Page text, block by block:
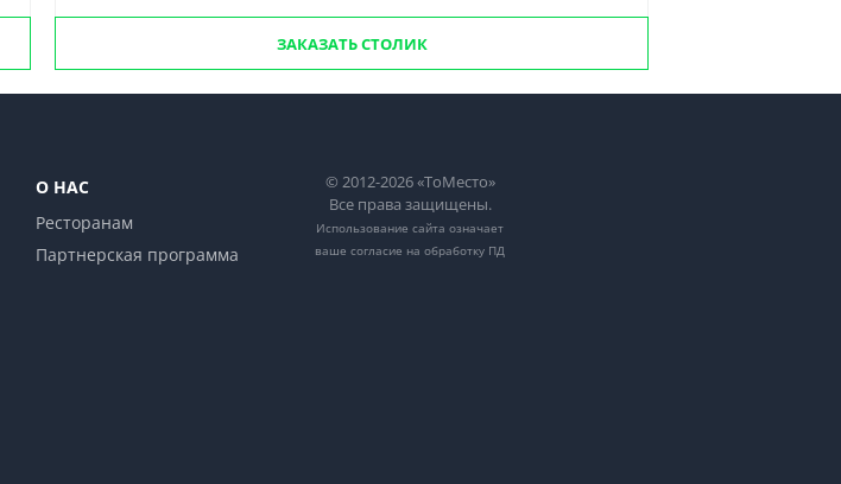
ЗАКАЗАТЬ СТОЛИК
О НАС
Ресторанам
Партнерская программа
© 2012-2026 «ТоМесто»
Все права защищены.
Использование сайта означает
ваше согласие на обработку ПД